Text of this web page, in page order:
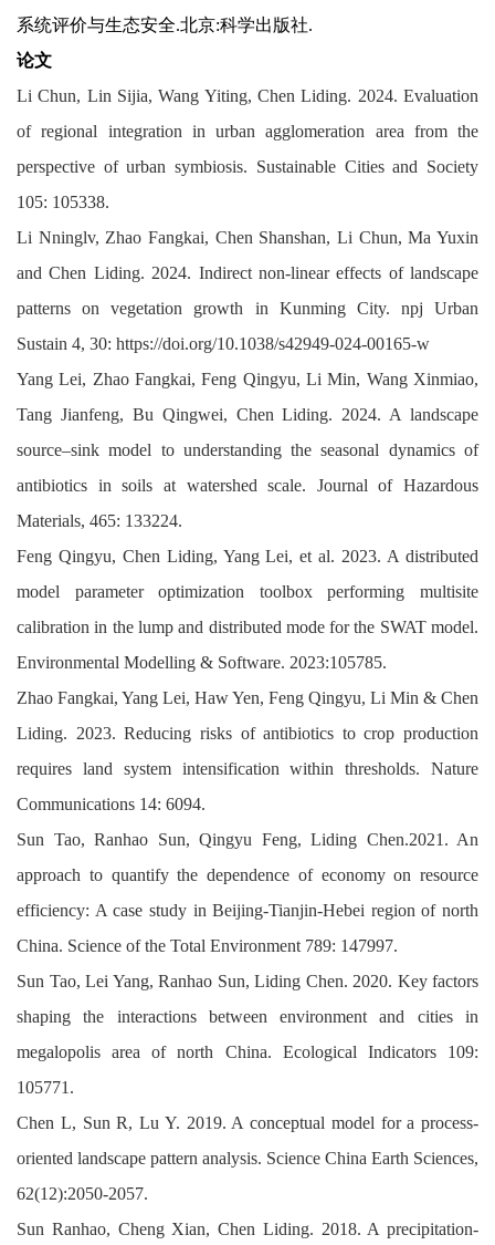
系统评价与生态安全.北京:科学出版社.
论文
Li Chun, Lin Sijia, Wang Yiting, Chen Liding. 2024. Evaluation
of regional integration in urban agglomeration area from the
perspective of urban symbiosis. Sustainable Cities and Society
105: 105338.
Li Nninglv, Zhao Fangkai, Chen Shanshan, Li Chun, Ma Yuxin
and Chen Liding. 2024. Indirect non-linear effects of landscape
patterns on vegetation growth in Kunming City. npj Urban
Sustain 4, 30: https://doi.org/10.1038/s42949-024-00165-w
Yang Lei, Zhao Fangkai, Feng Qingyu, Li Min, Wang Xinmiao,
Tang Jianfeng, Bu Qingwei, Chen Liding. 2024. A landscape
source–sink model to understanding the seasonal dynamics of
antibiotics in soils at watershed scale. Journal of Hazardous
Materials, 465: 133224.
Feng Qingyu, Chen Liding, Yang Lei, et al. 2023. A distributed
model parameter optimization toolbox performing multisite
calibration in the lump and distributed mode for the SWAT model.
Environmental Modelling & Software. 2023:105785.
Zhao Fangkai, Yang Lei, Haw Yen, Feng Qingyu, Li Min & Chen
Liding. 2023. Reducing risks of antibiotics to crop production
requires land system intensification within thresholds. Nature
Communications 14: 6094.
Sun Tao, Ranhao Sun, Qingyu Feng, Liding Chen.2021. An
approach to quantify the dependence of economy on resource
efficiency: A case study in Beijing-Tianjin-Hebei region of north
China. Science of the Total Environment 789: 147997.
Sun Tao, Lei Yang, Ranhao Sun, Liding Chen. 2020. Key factors
shaping the interactions between environment and cities in
megalopolis area of north China. Ecological Indicators 109:
105771.
Chen L, Sun R, Lu Y. 2019. A conceptual model for a process-
oriented landscape pattern analysis. Science China Earth Sciences,
62(12):2050-2057.
Sun Ranhao, Cheng Xian, Chen Liding. 2018. A precipitation-